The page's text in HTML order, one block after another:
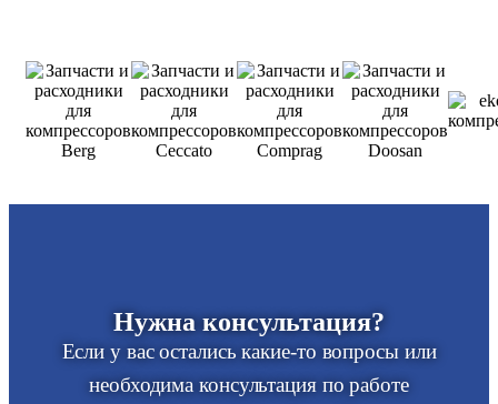
Нужна консультация?
Если у вас остались какие-то вопросы или
необходима консультация по работе